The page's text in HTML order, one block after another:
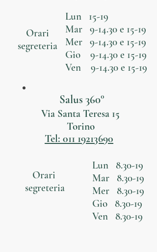
Orari
segreteria
Lun 15-19
Mar 9-14.30 e 15-19
Mer 9-14.30 e 15-19
Gio 9-14.30 e 15-19
Ven 9-14.30 e 15-19
Salus 360°
Via Santa Teresa 15
Torino
Tel: 011 19213690
Orari
segreteria
Lun 8.30-19
Mar 8.30-19
Mer 8.30-19
Gio 8.30-19
Ven 8.30-19